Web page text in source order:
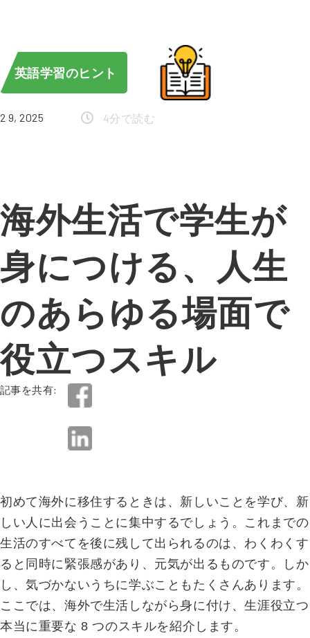
英語学習のヒント
2 9, 2025 4分で読む
海外生活で学生が
身につける、人生
のあらゆる場面で
役立つスキル
記事を共有:
初めて海外に移住するときは、新しいことを学び、新
しい人に出会うことに集中するでしょう。これまでの
生活のすべてを後に残して出られるのは、わくわくす
ると同時に緊張感があり、元気が出るものです。しか
し、気づかないうちに学ぶこともたくさんあります。
ここでは、海外で生活しながら身に付け、生涯役立つ
本当に重要な 8 つのスキルを紹介します。